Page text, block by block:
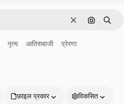
साफ़ इमेज से खोजें
खोजें
नृत्य आतिशबाजी प्रेरणा
फ़ाइल प्रकार विकसित